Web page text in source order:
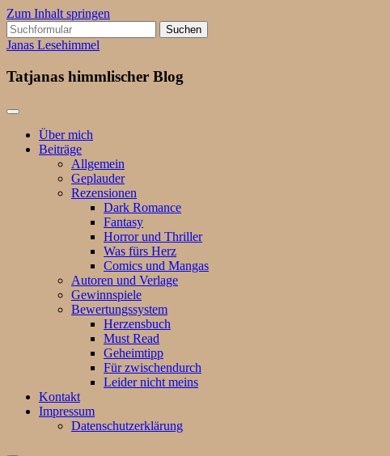
Zum Inhalt springen
Suchen
nach:
Janas Lesehimmel
Tatjanas himmlischer Blog
Über mich
Beiträge
Allgemein
Geplauder
Rezensionen
Dark Romance
Fantasy
Horror und Thriller
Was fürs Herz
Comics und Mangas
Autoren und Verlage
Gewinnspiele
Bewertungssystem
Herzensbuch
Must Read
Geheimtipp
Für zwischendurch
Leider nicht meins
Kontakt
Impressum
Datenschutzerklärung